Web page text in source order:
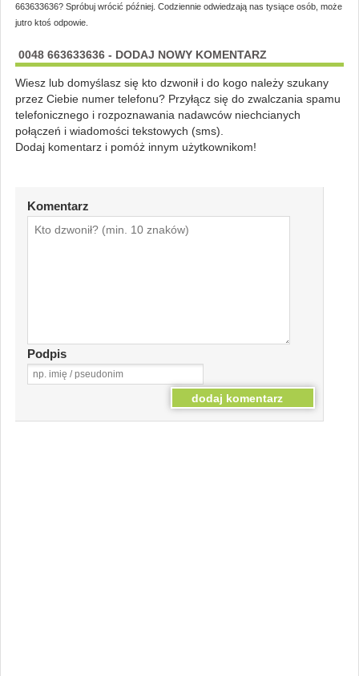
663633636? Spróbuj wrócić później. Codziennie odwiedzają nas tysiące osób, może
jutro ktoś odpowie.
0048 663633636 - DODAJ NOWY KOMENTARZ
Wiesz lub domyślasz się kto dzwonił i do kogo należy szukany
przez Ciebie numer telefonu? Przyłącz się do zwalczania spamu
telefonicznego i rozpoznawania nadawców niechcianych
połączeń i wiadomości tekstowych (sms).
Dodaj komentarz i pomóż innym użytkownikom!
Komentarz
Podpis